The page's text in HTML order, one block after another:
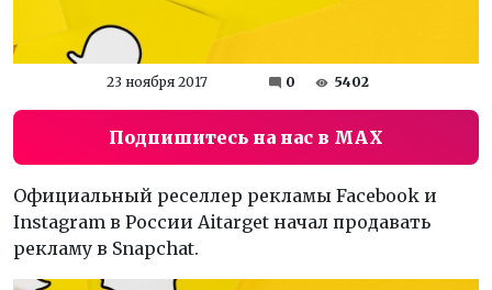
23 ноября 2017 0 5402
Подпишитесь на нас в MAX
Официальный реселлер рекламы Facebook и
Instagram в России Aitarget начал продавать
рекламу в Snapchat.